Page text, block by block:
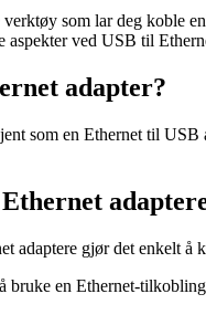
som lar deg koble
ved USB til
adapter?
som en Ethernet til
adaptere gjør det enkelt å
bruke en Ethernet-